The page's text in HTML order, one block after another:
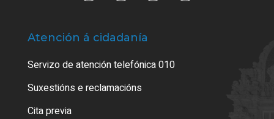
Atención á cidadanía
Servizo de atención telefónica 010
Suxestións e reclamacións
Cita previa